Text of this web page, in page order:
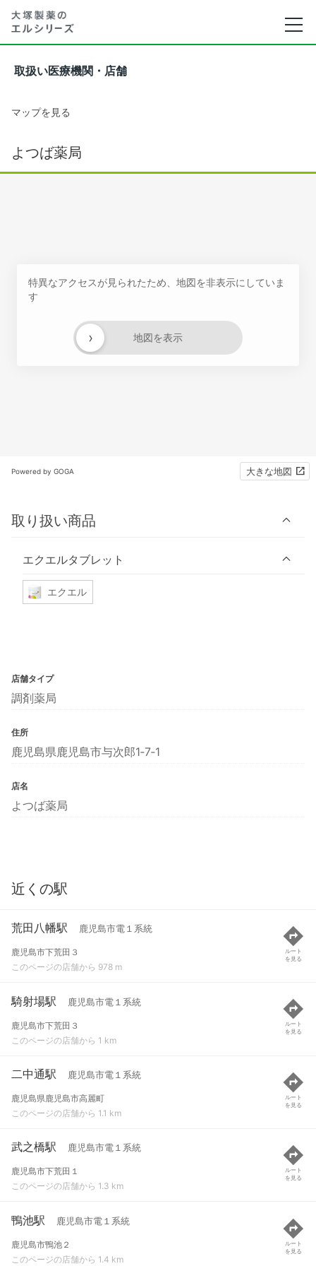
取扱い医療機関・店舗
マップを見る
よつば薬局
特異なアクセスが見られたため、地図を非表示にしていま
す
地図を表示
›
Powered by GOGA 大きな地図
取り扱い商品
エクエルタブレット
エクエル
店舗タイプ
調剤薬局
住所
鹿児島県鹿児島市与次郎1‐7‐1
店名
よつば薬局
近くの駅
荒田八幡駅 鹿児島市電１系統
鹿児島市下荒田３
このページの店舗から 978 m
ルート
を見る
騎射場駅 鹿児島市電１系統
鹿児島市下荒田３
このページの店舗から 1 km
ルート
を見る
二中通駅 鹿児島市電１系統
鹿児島県鹿児島市高麗町
このページの店舗から 1.1 km
ルート
を見る
武之橋駅 鹿児島市電１系統
鹿児島市下荒田１
このページの店舗から 1.3 km
ルート
を見る
鴨池駅 鹿児島市電１系統
鹿児島市鴨池２
このページの店舗から 1.4 km
ルート
を見る